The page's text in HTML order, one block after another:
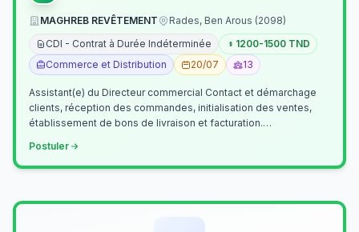
MAGHREB REVÊTEMENT
Rades, Ben Arous (2098)
CDI - Contrat à Durée Indéterminée
1200-1500 TND
Commerce et Distribution
20/07 13
Assistant(e) du Directeur commercial Contact et démarchage
clients, réception des commandes, initialisation des ventes,
établissement de bons de livraison et facturation.
Postuler